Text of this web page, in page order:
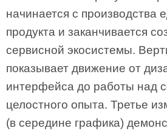
начинается с производства
продукта и заканчивается
сервисной экосистемы.
показывает движение от
интерфейса до работы над
целостного опыта. Третье
(в середине графика)